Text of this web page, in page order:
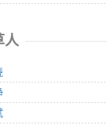
人